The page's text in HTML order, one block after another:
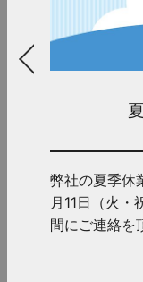
弊社の夏季休
月11日（火・
間にご連絡を